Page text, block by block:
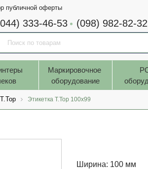
публичной оферты
333-46-53 (098) 982-82-32
Маркировочное
оборудование
T.Top Этикетка T.Top 100x99
Ширина: 100 мм